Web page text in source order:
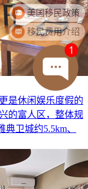
是休闲娱乐度假的
的富人区，整体规
卫城约5.5km、
移民费用介绍